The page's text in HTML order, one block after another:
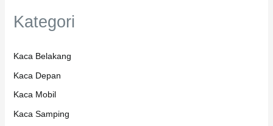
Kategori
Kaca Belakang
Kaca Depan
Kaca Mobil
Kaca Samping